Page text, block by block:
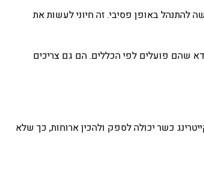
להתנהל באופן פסיבי. זה חיוני לעשות את
שהם פועלים לפי הכללים. הם גם צריכים
כשר יכולה לספק ולהכין ארוחות, כך שלא